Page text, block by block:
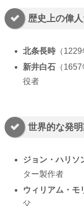
歴史上の偉
北条長時（1229
新井白石 （
役者
世界的な発
ジョン・ハリソ
ター製作者
ウィリアム・モ